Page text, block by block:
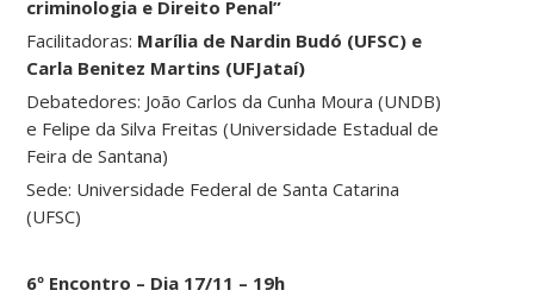
criminologia e Direito Penal”
Facilitadoras: Marília de Nardin Budó (UFSC) e
Carla Benitez Martins (UFJataí)
Debatedores: João Carlos da Cunha Moura (UNDB)
e Felipe da Silva Freitas (Universidade Estadual de
Feira de Santana)
Sede: Universidade Federal de Santa Catarina
(UFSC)
6º Encontro – Dia 17/11 – 19h